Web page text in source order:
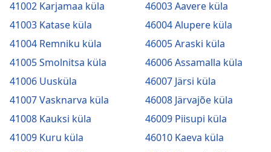
41002 Karjamaa küla
41003 Katase küla
41004 Remniku küla
41005 Smolnitsa küla
41006 Uusküla
41007 Vasknarva küla
41008 Kauksi küla
41009 Kuru küla
46003 Aavere küla
46004 Alupere küla
46005 Araski küla
46006 Assamalla küla
46007 Järsi küla
46008 Järvajõe küla
46009 Piisupi küla
46010 Kaeva küla